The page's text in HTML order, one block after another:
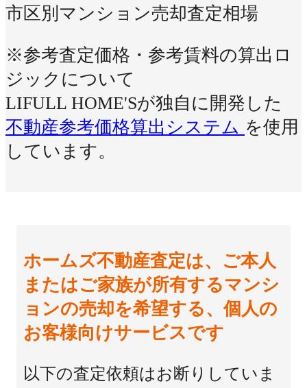
市区別マンション売却査定相場
※参考査定価格・参考賃料の算出ロ
ジックについて
LIFULL HOME'Sが独自に開発した
不動産参考価格算出システム を使用
しています。
ホームズ不動産査定は、ご本人
またはご家族が所有するマンシ
ョンの売却を希望する、個人の
お客様向けサービスです
以下の査定依頼はお断りしていま